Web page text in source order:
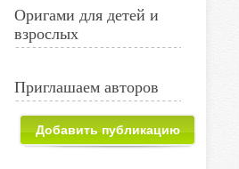
Оригами для детей и
взрослых
Приглашаем авторов
Добавить публикацию